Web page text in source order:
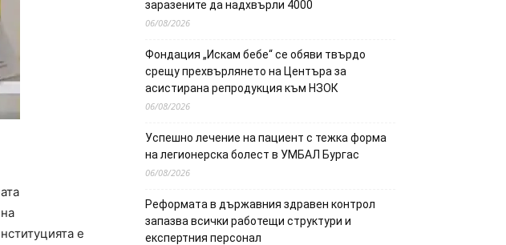
е
заразените да надхвърли 4000
06/08/2026
Фондация „Искам бебе“ се обяви твърдо
срещу прехвърлянето на Центъра за
асистирана репродукция към НЗОК
06/08/2026
Успешно лечение на пациент с тежка форма
на легионерска болест в УМБАЛ Бургас
06/08/2026
Реформата в държавния здравен контрол
запазва всички работещи структури и
експертния персонал